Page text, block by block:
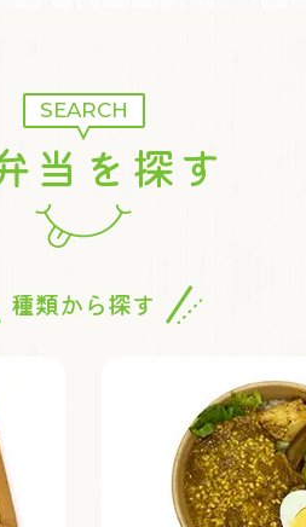
SEARCH
当を探す
種類から探す